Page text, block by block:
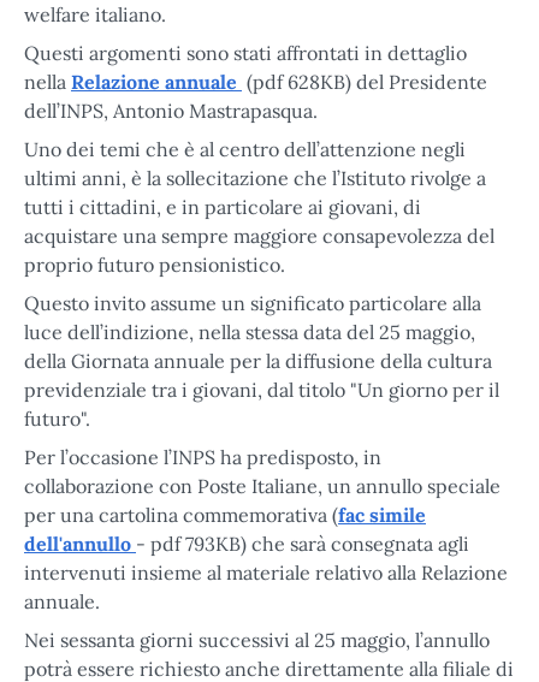
welfare italiano.
Questi argomenti sono stati affrontati in dettaglio
nella Relazione annuale (pdf 628KB) del Presidente
dell’INPS, Antonio Mastrapasqua.
Uno dei temi che è al centro dell’attenzione negli
ultimi anni, è la sollecitazione che l’Istituto rivolge a
tutti i cittadini, e in particolare ai giovani, di
acquistare una sempre maggiore consapevolezza del
proprio futuro pensionistico.
Questo invito assume un significato particolare alla
luce dell’indizione, nella stessa data del 25 maggio,
della Giornata annuale per la diffusione della cultura
previdenziale tra i giovani, dal titolo "Un giorno per il
futuro".
Per l’occasione l’INPS ha predisposto, in
collaborazione con Poste Italiane, un annullo speciale
per una cartolina commemorativa (fac simile
dell'annullo - pdf 793KB) che sarà consegnata agli
intervenuti insieme al materiale relativo alla Relazione
annuale.
Nei sessanta giorni successivi al 25 maggio, l’annullo
potrà essere richiesto anche direttamente alla filiale di